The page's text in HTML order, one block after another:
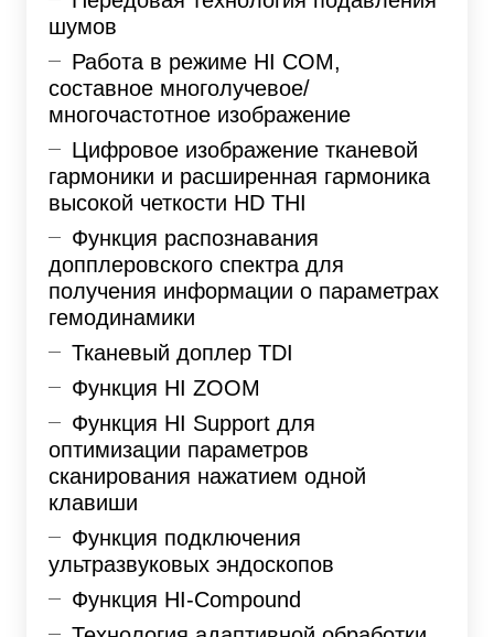
шумов
Работа в режиме HI COM,
составное многолучевое/
многочастотное изображение
Цифровое изображение тканевой
гармоники и расширенная гармоника
высокой четкости HD THI
Функция распознавания
допплеровского спектра для
получения информации о параметрах
гемодинамики
Тканевый доплер TDI
Функция HI ZOOM
Функция HI Support для
оптимизации параметров
сканирования нажатием одной
клавиши
Функция подключения
ультразвуковых эндоскопов
Функция HI-Compound